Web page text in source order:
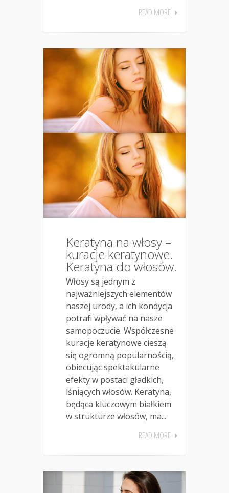
READ MORE
Keratyna na włosy –
kuracje keratynowe.
Keratyna do włosów.
Włosy są jednym z
najważniejszych elementów
naszej urody, a ich kondycja
potrafi wpływać na nasze
samopoczucie. Współczesne
kuracje keratynowe cieszą
się ogromną popularnością,
obiecując spektakularne
efekty w postaci gładkich,
lśniących włosów. Keratyna,
będąca kluczowym białkiem
w strukturze włosów, ma...
READ MORE